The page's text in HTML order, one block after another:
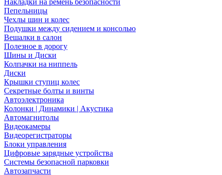
Накладки на ремень безопасности
Пепельницы
Чехлы шин и колес
Подушки между сидением и консолью
Вешалки в салон
Полезное в дорогу
Шины и Диски
Колпачки на ниппель
Диски
Крышки ступиц колес
Секретные болты и винты
Автоэлектроника
Колонки | Динамики | Акустика
Автомагнитолы
Видеокамеры
Видеорегистраторы
Блоки управления
Цифровые зарядные устройства
Системы безопасной парковки
Автозапчасти